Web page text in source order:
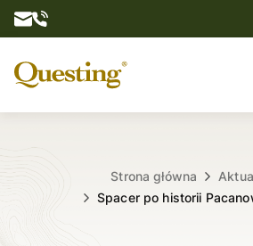
O nas
Strona główna
Spacer po historii